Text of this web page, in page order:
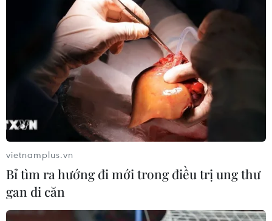
vietnamplus.vn
Bỉ tìm ra hướng đi mới trong điều trị ung thư
gan di căn